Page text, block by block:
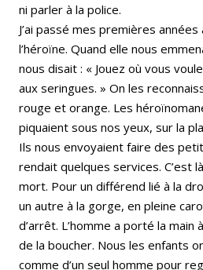
ni parler à la police.
J’ai passé mes premières
l’héroïne. Quand elle nous
nous disait : « Jouez où vous
aux seringues. » On les
rouge et orange. Les
piquaient sous nos yeux, sur la
Ils nous envoyaient faire des
rendait quelques services. C’est
mort. Pour un différend lié à la
un autre à la gorge, en pleine
d’arrêt. L’homme a porté la main
de la boucher. Nous les enfants
comme d’un seul homme pour